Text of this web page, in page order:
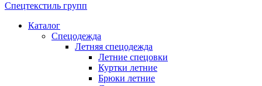
Спецтекстиль групп
Каталог
Спецодежда
Летняя спецодежда
Летние спецовки
Куртки летние
Брюки летние